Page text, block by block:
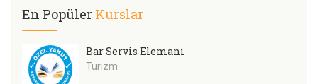
En Popüler Kurslar
Bar Servis Elemanı
Turizm